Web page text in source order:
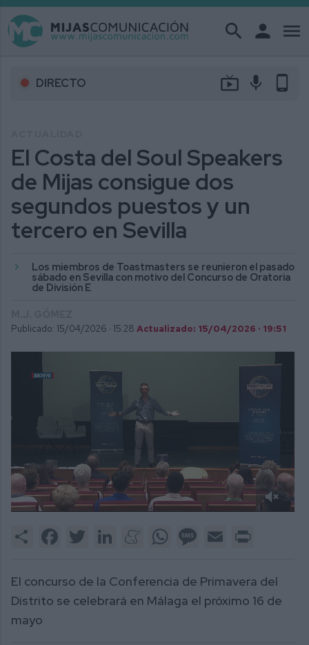
search person menu
DIRECTO live_tv mic phone_android
El Costa del Soul Speakers
de Mijas consigue dos
segundos puestos y un
tercero en Sevilla
Los miembros de Toastmasters se reunieron el pasado
sábado en Sevilla con motivo del Concurso de Oratoria
de División E
Publicado: 15/04/2026 · 15:28 Actualizado: 15/04/2026 · 19:51
1
Share FacebookTwitter LinkedInMeneameWhatsAppMessage
Email
El concurso de la Conferencia de Primavera del
Distrito se celebrará en Málaga el próximo 16 de
mayo